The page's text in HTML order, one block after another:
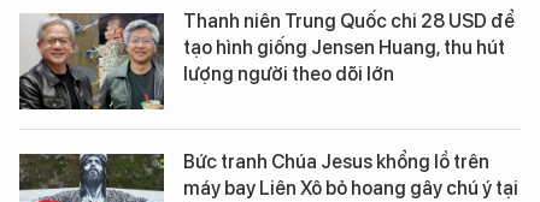
Thanh niên Trung Quốc chi 28 USD để
tạo hình giống Jensen Huang, thu hút
lượng người theo dõi lớn
Bức tranh Chúa Jesus khổng lồ trên
máy bay Liên Xô bỏ hoang gây chú ý tại